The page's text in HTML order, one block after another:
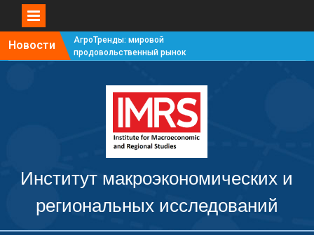
Новости
АгроТренды: мировой
продовольственный рынок
продовольственный рынок
АгроТренды: мировой
продовольственный рынок
АгроТренды: мировой
#4
Институт макроэкономических и
региональных исследований